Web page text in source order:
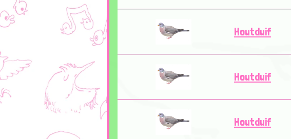
Houtduif
Houtduif
Houtduif